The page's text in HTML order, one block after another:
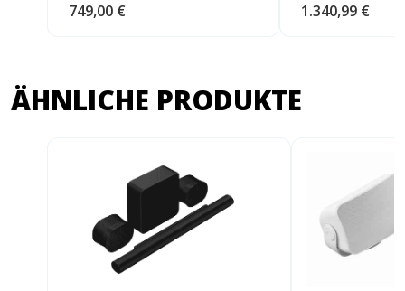
749,00 € 1.340,99 €
ÄHNLICHE PRODUKTE